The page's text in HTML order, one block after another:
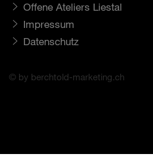
Offene Ateliers Liestal
Impressum
Datenschutz
© by berchtold-marketing.ch